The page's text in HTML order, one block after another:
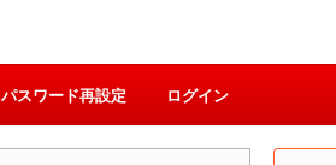
パスワード再設定 ログイン